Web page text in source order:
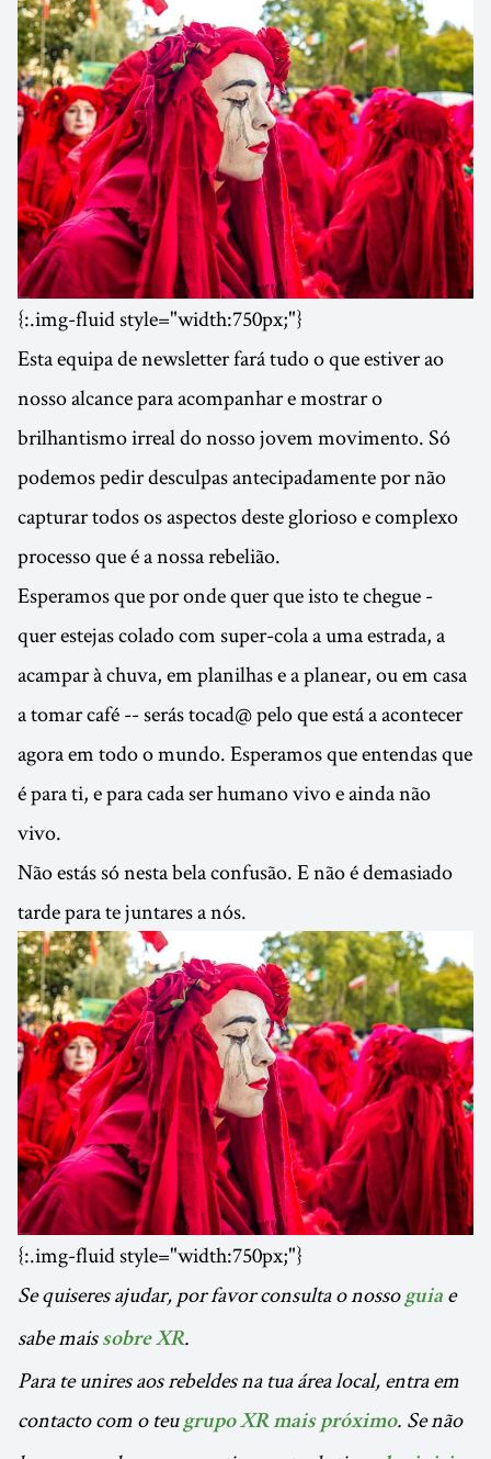
{:.img-fluid style="width:750px;"}
Esta equipa de newsletter fará tudo o que estiver ao
nosso alcance para acompanhar e mostrar o
brilhantismo irreal do nosso jovem movimento. Só
podemos pedir desculpas antecipadamente por não
capturar todos os aspectos deste glorioso e complexo
processo que é a nossa rebelião.
Esperamos que por onde quer que isto te chegue -
quer estejas colado com super-cola a uma estrada, a
acampar à chuva, em planilhas e a planear, ou em casa
a tomar café -- serás tocad@ pelo que está a acontecer
agora em todo o mundo. Esperamos que entendas que
é para ti, e para cada ser humano vivo e ainda não
vivo.
Não estás só nesta bela confusão. E não é demasiado
tarde para te juntares a nós.
{:.img-fluid style="width:750px;"}
Se quiseres ajudar, por favor consulta o nosso guia e
sabe mais sobre XR.
Para te unires aos rebeldes na tua área local, entra em
contacto com o teu grupo XR mais próximo. Se não